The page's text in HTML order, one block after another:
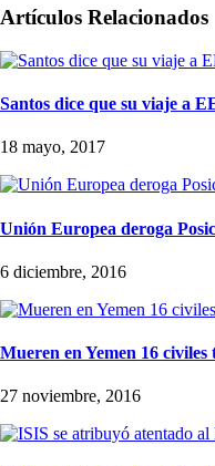
Artículos Relacionados
Santos dice que su viaje a
18 mayo, 2017
Unión Europea deroga
6 diciembre, 2016
Mueren en Yemen 16
27 noviembre, 2016